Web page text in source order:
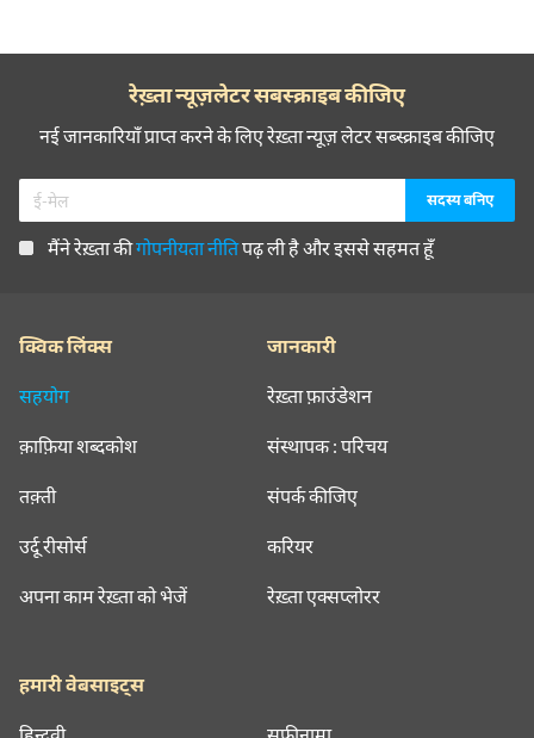
रेख़्ता न्यूज़लेटर सबस्क्राइब कीजिए
नई जानकारियाँ प्राप्त करने के लिए रेख़्ता न्यूज़ लेटर सब्स्क्राइब कीजिए
मैंने रेख़्ता कीगोपनीयता नीतिपढ़ ली है और इससे सहमत हूँ
क्विक लिंक्स
सहयोग
क़ाफ़िया शब्दकोश
तक़्ती
उर्दू रीसोर्स
अपना काम रेख़्ता को भेजें
जानकारी
रेख़्ता फ़ाउंडेशन
संस्थापक : परिचय
संपर्क कीजिए
करियर
रेख़्ता एक्सप्लोरर
हमारी वेबसाइट्स